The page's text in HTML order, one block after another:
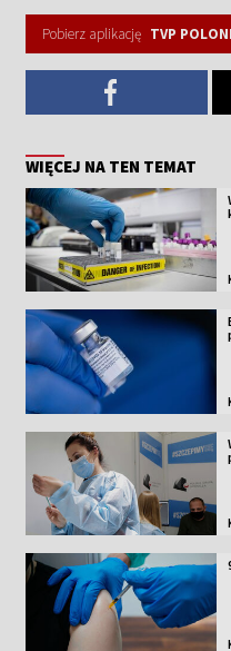
Pobierz aplikację TVP
WIĘCEJ NA TEN TEMAT